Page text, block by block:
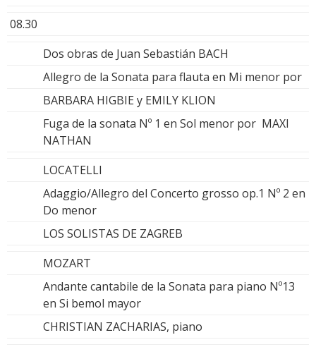
08.30
Dos obras de Juan Sebastián BACH
Allegro de la Sonata para flauta en Mi menor por
BARBARA HIGBIE y EMILY KLION
Fuga de la sonata Nº 1 en Sol menor por MAXI
NATHAN
LOCATELLI
Adaggio/Allegro del Concerto grosso op.1 Nº 2 en
Do menor
LOS SOLISTAS DE ZAGREB
MOZART
Andante cantabile de la Sonata para piano Nº13
en Si bemol mayor
CHRISTIAN ZACHARIAS, piano